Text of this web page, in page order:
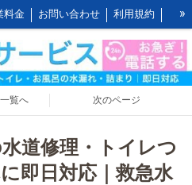
料金 お問い合わせ 利用規約
工事例 よくあるご質問 FAQ
とご感想 WEB割引ご利用方法
キッチンの作業料金
»
一覧へ 次のページ
道修理・トイレつ
即日対応｜救急水